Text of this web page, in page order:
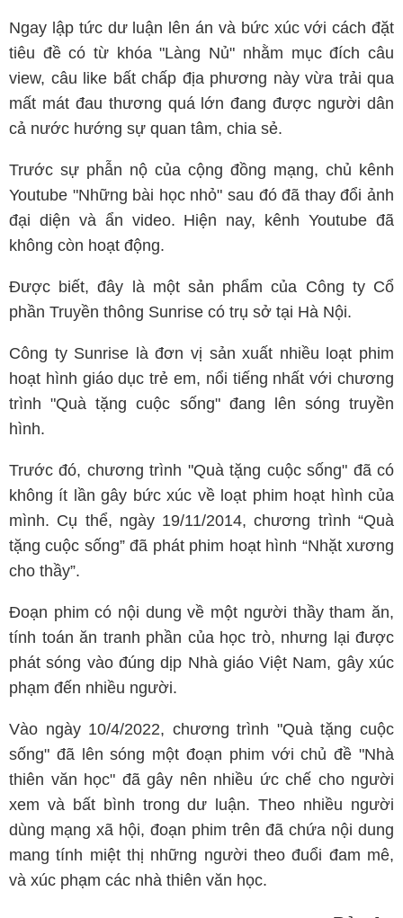
Ngay lập tức dư luận lên án và bức xúc với cách đặt
tiêu đề có từ khóa "Làng Nủ" nhằm mục đích câu
view, câu like bất chấp địa phương này vừa trải qua
mất mát đau thương quá lớn đang được người dân
cả nước hướng sự quan tâm, chia sẻ.
Trước sự phẫn nộ của cộng đồng mạng, chủ kênh
Youtube "Những bài học nhỏ" sau đó đã thay đổi ảnh
đại diện và ẩn video. Hiện nay, kênh Youtube đã
không còn hoạt động.
Được biết, đây là một sản phẩm của Công ty Cổ
phần Truyền thông Sunrise có trụ sở tại Hà Nội.
Công ty Sunrise là đơn vị sản xuất nhiều loạt phim
hoạt hình giáo dục trẻ em, nổi tiếng nhất với chương
trình "Quà tặng cuộc sống" đang lên sóng truyền
hình.
Trước đó, chương trình "Quà tặng cuộc sống" đã có
không ít lần gây bức xúc về loạt phim hoạt hình của
mình. Cụ thể, ngày 19/11/2014, chương trình “Quà
tặng cuộc sống” đã phát phim hoạt hình “Nhặt xương
cho thầy”.
Đoạn phim có nội dung về một người thầy tham ăn,
tính toán ăn tranh phần của học trò, nhưng lại được
phát sóng vào đúng dịp Nhà giáo Việt Nam, gây xúc
phạm đến nhiều người.
Vào ngày 10/4/2022, chương trình "Quà tặng cuộc
sống" đã lên sóng một đoạn phim với chủ đề "Nhà
thiên văn học" đã gây nên nhiều ức chế cho người
xem và bất bình trong dư luận. Theo nhiều người
dùng mạng xã hội, đoạn phim trên đã chứa nội dung
mang tính miệt thị những người theo đuổi đam mê,
và xúc phạm các nhà thiên văn học.